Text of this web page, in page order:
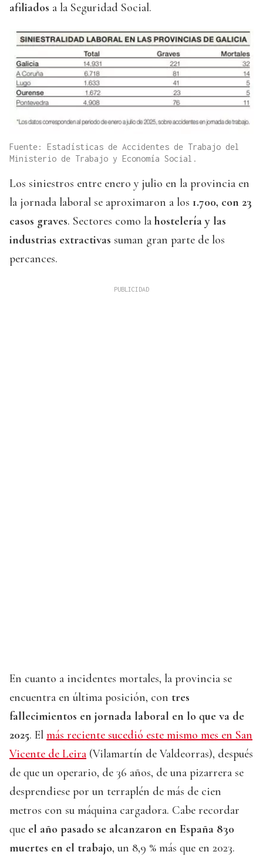
afiliados a la Seguridad Social.
Fuente: Estadísticas de Accidentes de Trabajo del
Ministerio de Trabajo y Economía Social.
Los siniestros entre enero y julio en la provincia en
la jornada laboral se aproximaron a los 1.700, con 23
casos graves. Sectores como la hostelería y las
industrias extractivas suman gran parte de los
percances.
En cuanto a incidentes mortales, la provincia se
encuentra en última posición, con tres
fallecimientos en jornada laboral en lo que va de
2025. El más reciente sucedió este mismo mes en San
Vicente de Leira (Vilamartín de Valdeorras), después
de que un operario, de 36 años, de una pizarrera se
desprendiese por un terraplén de más de cien
metros con su máquina cargadora. Cabe recordar
que el año pasado se alcanzaron en España 830
muertes en el trabajo, un 8,9 % más que en 2023.